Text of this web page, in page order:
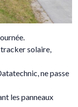
tracker solaire,
ne passe
les panneaux